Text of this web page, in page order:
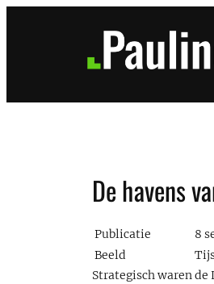
De havens
Publicatie
8
Beeld
Strategisch waren de